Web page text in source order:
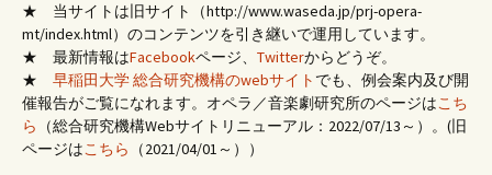
★ 当サイトは旧サイト（http://www.waseda.jp/prj-opera-
mt/index.html）のコンテンツを引き継いで運用しています。
★ 最新情報はFacebookページ、 Twitterからどうぞ。
★ 早稲田大学 総合研究機構のwebサイト でも、例会案内及び開
催報告がご覧になれます。オペラ／音楽劇研究所のページはこち
ら
（総合研究機構Webサイトリニューアル：2022/07/13～）。(旧
ページはこちら （2021/04/01～））